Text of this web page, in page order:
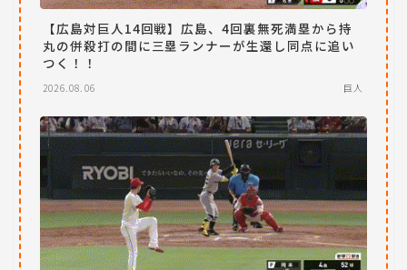
【広島対巨人14回戦】広島、4回裏無死満塁から持
丸の併殺打の間に三塁ランナーが生還し同点に追い
つく！！
2026.08.06 巨人